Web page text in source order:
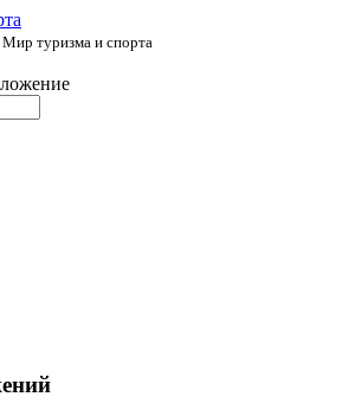
Мир туризма и спорта